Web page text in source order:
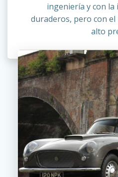
ingeniería y con
duraderos, pero con
alto